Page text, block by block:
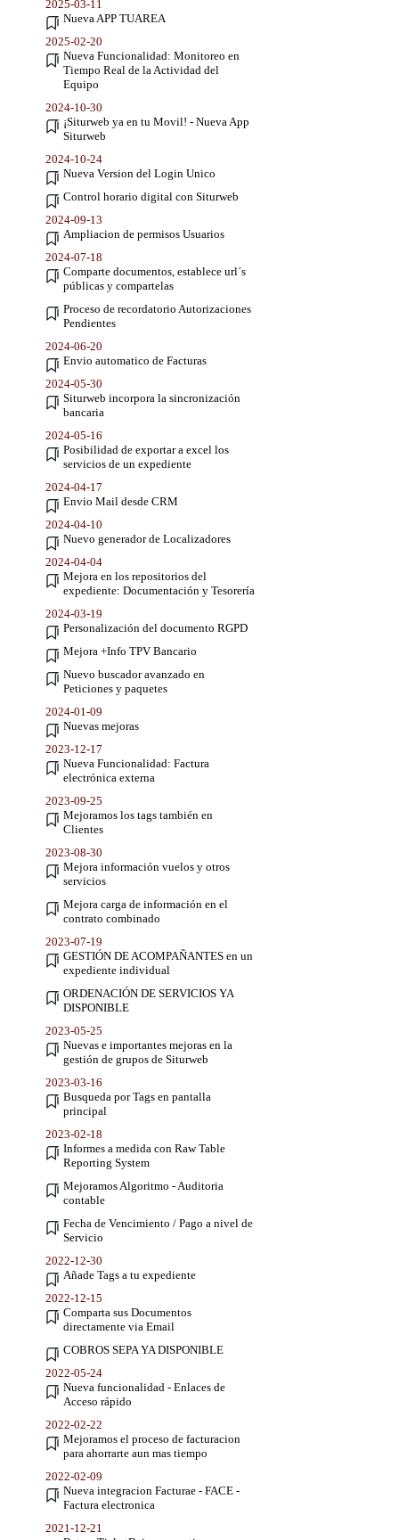
2025-03-11
Nueva APP TUAREA
2025-02-20
Nueva Funcionalidad: Monitoreo en
Tiempo Real de la Actividad del
Equipo
2024-10-30
¡Siturweb ya en tu Movil! - Nueva App
Siturweb
2024-10-24
Nueva Version del Login Unico
Control horario digital con Siturweb
2024-09-13
Ampliacion de permisos Usuarios
2024-07-18
Comparte documentos, establece url´s
públicas y compartelas
Proceso de recordatorio Autorizaciones
Pendientes
2024-06-20
Envio automatico de Facturas
2024-05-30
Siturweb incorpora la sincronización
bancaria
2024-05-16
Posibilidad de exportar a excel los
servicios de un expediente
2024-04-17
Envio Mail desde CRM
2024-04-10
Nuevo generador de Localizadores
2024-04-04
Mejora en los repositorios del
expediente: Documentación y Tesorería
2024-03-19
Personalización del documento RGPD
Mejora +Info TPV Bancario
Nuevo buscador avanzado en
Peticiones y paquetes
2024-01-09
Nuevas mejoras
2023-12-17
Nueva Funcionalidad: Factura
electrónica externa
2023-09-25
Mejoramos los tags también en
Clientes
2023-08-30
Mejora información vuelos y otros
servicios
Mejora carga de información en el
contrato combinado
2023-07-19
GESTIÓN DE ACOMPAÑANTES en un
expediente individual
ORDENACIÓN DE SERVICIOS YA
DISPONIBLE
2023-05-25
Nuevas e importantes mejoras en la
gestión de grupos de Siturweb
2023-03-16
Busqueda por Tags en pantalla
principal
2023-02-18
Informes a medida con Raw Table
Reporting System
Mejoramos Algoritmo - Auditoria
contable
Fecha de Vencimiento / Pago a nivel de
Servicio
2022-12-30
Añade Tags a tu expediente
2022-12-15
Comparta sus Documentos
directamente via Email
COBROS SEPA YA DISPONIBLE
2022-05-24
Nueva funcionalidad - Enlaces de
Acceso rápido
2022-02-22
Mejoramos el proceso de facturacion
para ahorrarte aun mas tiempo
2022-02-09
Nueva integracion Facturae - FACE -
Factura electronica
2021-12-21